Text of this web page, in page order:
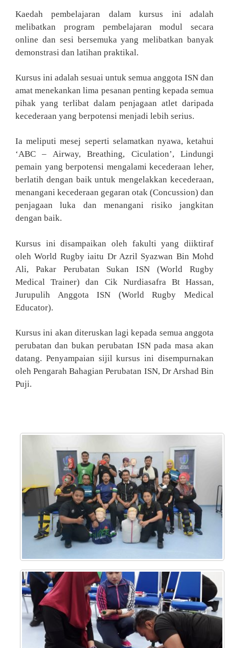
Kaedah pembelajaran dalam kursus ini adalah
melibatkan program pembelajaran modul secara
online dan sesi bersemuka yang melibatkan banyak
demonstrasi dan latihan praktikal.
Kursus ini adalah sesuai untuk semua anggota ISN dan
amat menekankan lima pesanan penting kepada semua
pihak yang terlibat dalam penjagaan atlet daripada
kecederaan yang berpotensi menjadi lebih serius.
Ia meliputi mesej seperti selamatkan nyawa, ketahui
‘ABC – Airway, Breathing, Ciculation’, Lindungi
pemain yang berpotensi mengalami kecederaan leher,
berlatih dengan baik untuk mengelakkan kecederaan,
menangani kecederaan gegaran otak (Concussion) dan
penjagaan luka dan menangani risiko jangkitan
dengan baik.
Kursus ini disampaikan oleh fakulti yang diiktiraf
oleh World Rugby iaitu Dr Azril Syazwan Bin Mohd
Ali, Pakar Perubatan Sukan ISN (World Rugby
Medical Trainer) dan Cik Nurdiasafra Bt Hassan,
Jurupulih Anggota ISN (World Rugby Medical
Educator).
Kursus ini akan diteruskan lagi kepada semua anggota
perubatan dan bukan perubatan ISN pada masa akan
datang. Penyampaian sijil kursus ini disempurnakan
oleh Pengarah Bahagian Perubatan ISN, Dr Arshad Bin
Puji.